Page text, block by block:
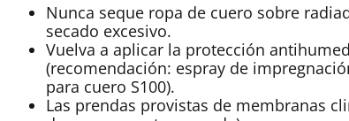
Nunca seque ropa de cuero sobre
secado excesivo.
Vuelva a aplicar la protección
(recomendación: espray de
para cuero S100).
Las prendas provistas de membranas